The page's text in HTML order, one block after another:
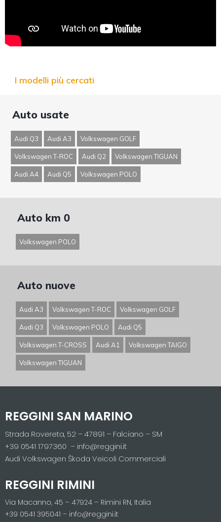
I modelli più cercati
Auto usate
Audi Q3 Audi A3 Volkswagen GOLF
Volkswagen T-ROC Audi Q2 Volkswagen TIGUAN
Audi A4 Audi Q5 Volkswagen POLO
Auto km 0
Volkswagen POLO
Auto nuove
Audi A3 Volkswagen T-ROC Volkswagen GOLF
Audi Q3 Volkswagen POLO Audi Q5
Volkswagen T-CROSS Audi A1 Volkswagen TAIGO
Volkswagen TIGUAN
REGGINI SAN MARINO
Strada Rovereta, 52 – 47891 – Falciano – SM
+39 0541 1797360 – info@reggini.it
Audi Volkswagen Škoda Veicoli Commerciali
REGGINI RIMINI
Via Macanno, 45 – 47924 – Rimini RN, Italia
+39 0541 395041 – info@reggini.it